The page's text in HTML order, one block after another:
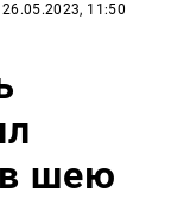
26.05.2023, 11:50
шею